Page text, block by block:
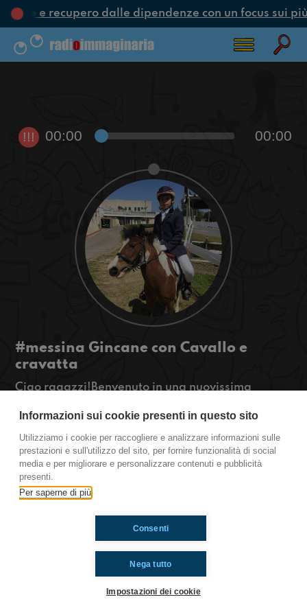
e recupero dalle dipendenze con un focus sui
!!! 00:00 00:00
#messina Gincane con Cavallo e
cravatta
Ciao ragazzi!Benvenuto in una nuovissima
equitazione?se si questa puntata fa per voi
#OkkinSu www.radioimmaginaria.it
Messina
Informazioni sui cookie presenti in questo sito
Utilizziamo i cookie per raccogliere e analizzare informazioni sulle
prestazioni e sull'utilizzo del sito, per fornire funzionalità di social
media e per migliorare e personalizzare contenuti e pubblicità
presenti.
Per saperne di più
Nega tutto
Consenti
Impostazioni dei cookie